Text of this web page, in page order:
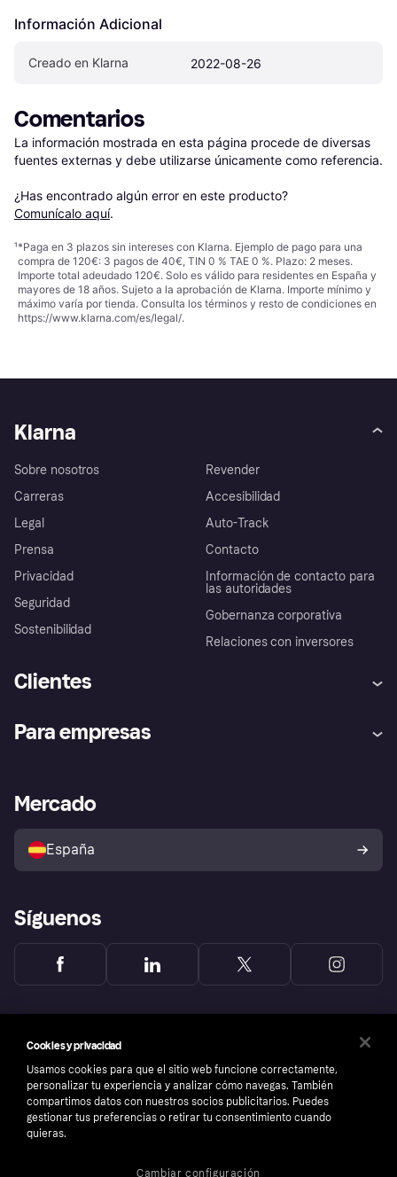
Información Adicional
Creado en Klarna 2022-08-26
Comentarios
La información mostrada en esta página procede de diversas
fuentes externas y debe utilizarse únicamente como referencia.
¿Has encontrado algún error en este producto?
Comunícalo aquí.
¹*Paga en 3 plazos sin intereses con Klarna. Ejemplo de pago para una
compra de 120€: 3 pagos de 40€, TIN 0 % TAE 0 %. Plazo: 2 meses.
Importe total adeudado 120€. Solo es válido para residentes en España y
mayores de 18 años. Sujeto a la aprobación de Klarna. Importe mínimo y
máximo varía por tienda. Consulta los términos y resto de condiciones en
https://www.klarna.com/es/legal/.
Klarna
Sobre nosotros
Carreras
Legal
Prensa
Privacidad
Seguridad
Sostenibilidad
Revender
Accesibilidad
Auto-Track
Contacto
Información de contacto para
las autoridades
Gobernanza corporativa
Relaciones con inversores
Clientes
Inicio de sesión
Directorio de tiendas
Política de protección al
comprador de Klarna
Reclamaciones
Para empresas
Acceso empresas
Mercado
España
Síguenos
Cookies y privacidad
Usamos cookies para que el sitio web funcione correctamente,
personalizar tu experiencia y analizar cómo navegas. También
compartimos datos con nuestros socios publicitarios. Puedes
gestionar tus preferencias o retirar tu consentimiento cuando
quieras.
Cambiar configuración